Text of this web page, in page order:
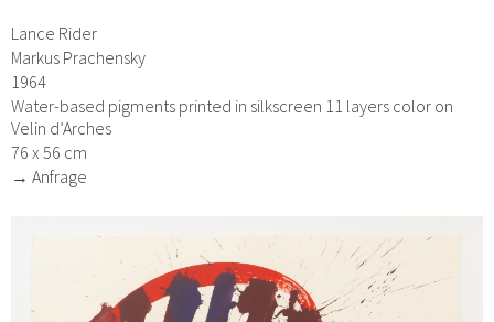
Lance Rider
Markus Prachensky
1964
Water-based pigments printed in silkscreen 11 layers color on
Velin d’Arches
76 x 56 cm
→ Anfrage